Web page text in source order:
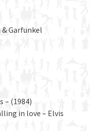
Garfunkel
– (1984)
in love – Elvis